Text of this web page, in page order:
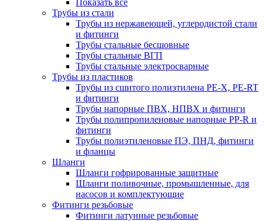
Показать все
Трубы из стали
Трубы из нержавеющей, углеродистой стали
и фитинги
Трубы стальные бесшовные
Трубы стальные ВГП
Трубы стальные электросварные
Трубы из пластиков
Трубы из сшитого полиэтилена PE-X, PE-RT
и фитинги
Трубы напорные ПВХ, НПВХ и фитинги
Трубы полипропиленовые напорные PP-R и
фитинги
Трубы полиэтиленовые ПЭ, ПНД, фитинги
и фланцы
Шланги
Шланги гофрированные защитные
Шланги поливочные, промышленные, для
насосов и комплектующие
Фитинги резьбовые
Фитинги латунные резьбовые